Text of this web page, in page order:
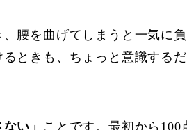
腰を曲げてしまうと一気に
ときも、ちょっと意識する
い」
ことです。最初から